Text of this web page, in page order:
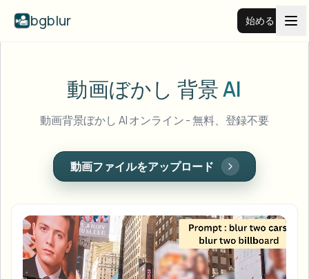
bgblur 始める
サンプルライブラリ全体を閲覧する
顔をぼかす
View all features
Browse every blur tool in one place
エンタープライズ
動画ぼかし 背景AI
動画背景ぼかし AI オンライン - 無料、登録不要
動画ファイルをアップロード